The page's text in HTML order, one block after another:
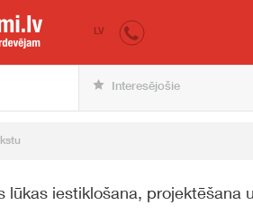
iepirkumi.lv
LV
Interesējošie
lūkas iestiklošana, projektēšana